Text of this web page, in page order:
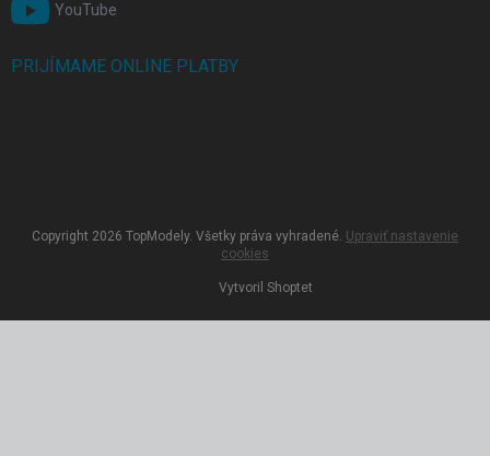
YouTube
PRIJÍMAME ONLINE PLATBY
Vytvoril Shoptet
Copyright 2026 TopModely. Všetky práva vyhradené. Upraviť nastavenie
cookies